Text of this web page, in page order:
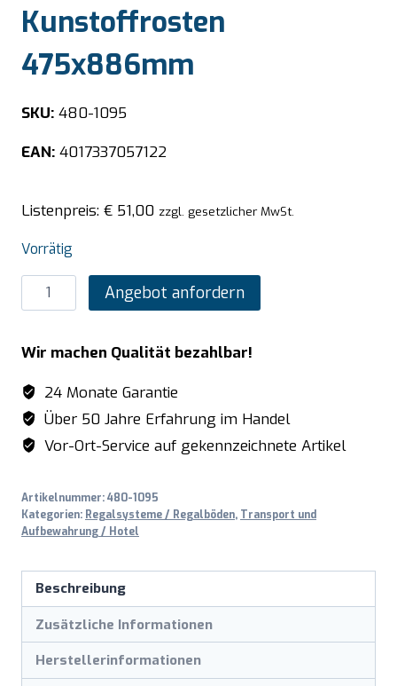
Kunstoffrosten
475x886mm
SKU: 480-1095
EAN: 4017337057122
Listenpreis: € 51,00 zzgl. gesetzlicher MwSt.
Vorrätig
SARO
Alu-
mit
Kunstoffrosten
475x886mm
Menge
Angebot anfordern
Wir machen Qualität bezahlbar!
24 Monate Garantie
Über 50 Jahre Erfahrung im Handel
Vor-Ort-Service auf gekennzeichnete Artikel
Artikelnummer:480-1095
Kategorien: Regalsysteme / Regalböden, Transport und
Aufbewahrung / Hotel
Beschreibung
Zusätzliche Informationen
Herstellerinformationen